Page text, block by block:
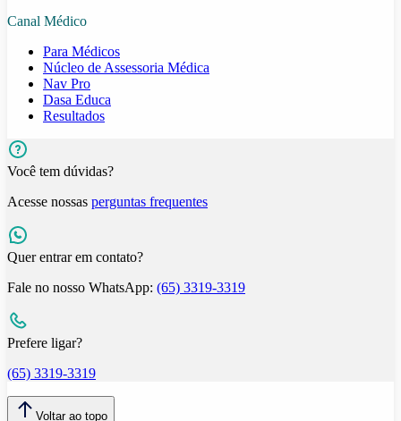
Canal Médico
Para Médicos
Núcleo de Assessoria Médica
Nav Pro
Dasa Educa
Resultados
Você tem dúvidas?
Acesse nossas perguntas frequentes
Quer entrar em contato?
Fale no nosso WhatsApp: (65) 3319-3319
Prefere ligar?
(65) 3319-3319
Voltar ao topo